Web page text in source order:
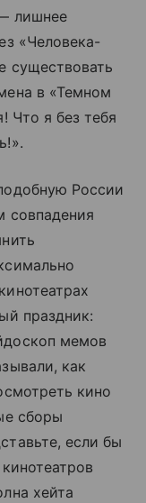
лишнее
«Человека-
существовать
в «Темном
Что я без тебя
России
совпадения
праздник:
мемов
как
кино
сборы
если бы
хейта